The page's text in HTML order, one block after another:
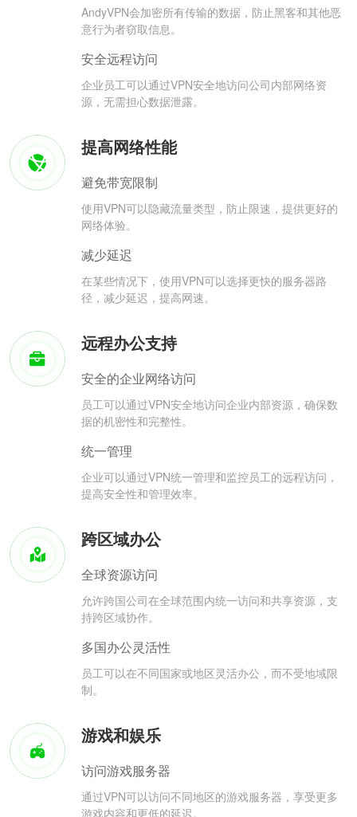
AndyVPN会加密所有传输的数据，防止黑客和其他恶
意行为者窃取信息。
安全远程访问
企业员工可以通过VPN安全地访问公司内部网络资
源，无需担心数据泄露。
提高网络性能
避免带宽限制
使用VPN可以隐藏流量类型，防止限速，提供更好的
网络体验。
减少延迟
在某些情况下，使用VPN可以选择更快的服务器路
径，减少延迟，提高网速。
远程办公支持
安全的企业网络访问
员工可以通过VPN安全地访问企业内部资源，确保数
据的机密性和完整性。
统一管理
企业可以通过VPN统一管理和监控员工的远程访问，
提高安全性和管理效率。
跨区域办公
全球资源访问
允许跨国公司在全球范围内统一访问和共享资源，支
持跨区域协作。
多国办公灵活性
员工可以在不同国家或地区灵活办公，而不受地域限
制。
游戏和娱乐
访问游戏服务器
通过VPN可以访问不同地区的游戏服务器，享受更多
游戏内容和更低的延迟。